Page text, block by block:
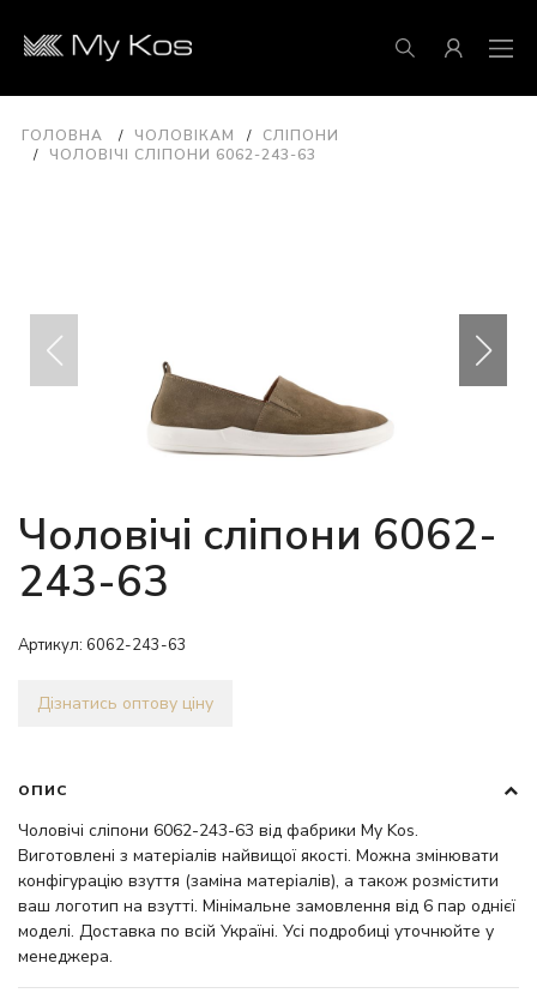
ГОЛОВНА ЧОЛОВІКАМ
СЛІПОНИ
ЧОЛОВІЧІ СЛІПОНИ 6062-243-63
Чоловічі сліпони 6062-
243-63
Артикул: 6062-243-63
Дізнатись оптову ціну
ОПИС
Чоловічі сліпони 6062-243-63 від фабрики My Kos.
Виготовлені з матеріалів найвищої якості. Можна змінювати
конфігурацію взуття (заміна матеріалів), а також розмістити
ваш логотип на взутті. Мінімальне замовлення від 6 пар однієї
моделі. Доставка по всій Україні. Усі подробиці уточнюйте у
менеджера.